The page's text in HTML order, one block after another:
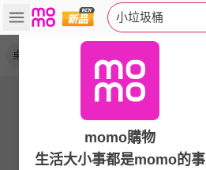
小垃圾桶
桌面
momo購物
生活大小事都是momo的事